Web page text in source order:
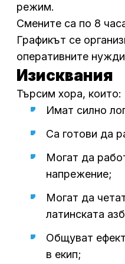
режим.
Смените са по 8
Графикът се
оперативните
Изисквания
Търсим хора, които:
Имат силно
Са готови да
Могат да
напрежение;
Могат да
латинската
Общуват
в екип;